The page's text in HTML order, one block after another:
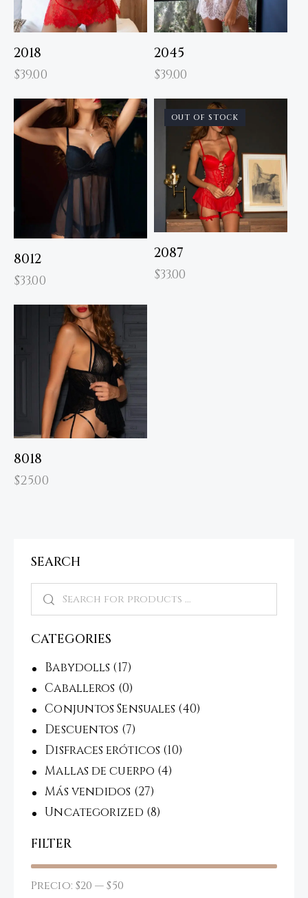
2018
$39.00
2045
$39.00
8012
$33.00
OUT OF STOCK
2087
$33.00
8018
$25.00
SEARCH
CATEGORIES
Babydolls (17)
Caballeros (0)
Conjuntos Sensuales (40)
Descuentos (7)
Disfraces eróticos (10)
Mallas de cuerpo (4)
Más vendidos (27)
Uncategorized (8)
FILTER
Precio: $20 —$50